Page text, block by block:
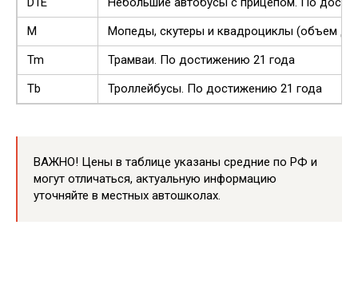
М
Мопеды, скутеры и квадроциклы (объем
Tm
Трамваи. По достижению 21 года
Tb
Троллейбусы. По достижению 21 года
ВАЖНО! Цены в таблице указаны средние по РФ и
могут отличаться, актуальную информацию
уточняйте в местных автошколах.